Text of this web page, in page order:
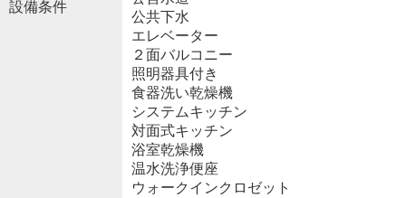
設備条件
公共下水
エレベーター
２面バルコニー
照明器具付き
食器洗い乾燥機
システムキッチン
対面式キッチン
浴室乾燥機
温水洗浄便座
ウォークインクロゼット